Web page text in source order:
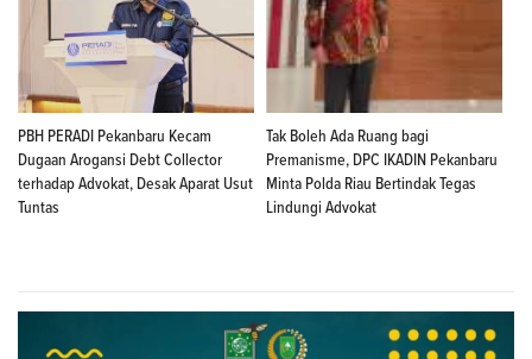
PBH PERADI Pekanbaru Kecam
Dugaan Arogansi Debt Collector
terhadap Advokat, Desak Aparat Usut
Tuntas
Tak Boleh Ada Ruang bagi
Premanisme, DPC IKADIN Pekanbaru
Minta Polda Riau Bertindak Tegas
Lindungi Advokat